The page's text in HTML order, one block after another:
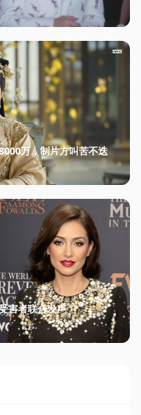
万，制片方叫苦不迭
害者联合发声